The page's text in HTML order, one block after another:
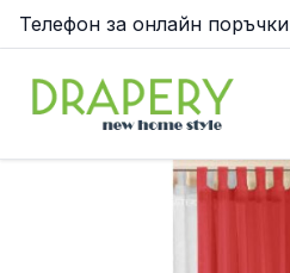
Телефон за онлайн поръчки